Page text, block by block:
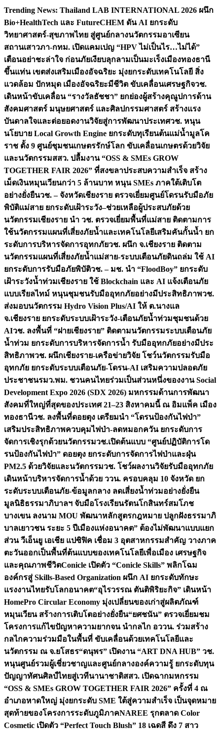
Skip
content
Trending News: Thailand LAB INTERNATIONAL 2026 ผนึก
Bio+HealthTech และ FutureCHEM ดัน AI ยกระดับ
วิทยาศาสตร์-สุขภาพไทย สู่ศูนย์กลางนวัตกรรมอาเซียน
สถานเสาวภา-กทม. เปิดแคมเปญ “HPV ไม่เป็นไร…ไม่ได้”
เตือนอย่าชะล่าใจ ก่อนภัยเงียบลุกลามเป็นมะเร็งเมืองทองธานี
ขึ้นแท่น เขตส่งเสริมเมืองอัจฉริยะ มุ่งยกระดับเทคโนโลยี สิ่ง
แวดล้อม ปักหมุด เมืองอัจฉริยะมีชีวิต ขับเคลื่อนเศรษฐกิจวช.
เดินหน้าขับเคลื่อน “รางวัลธัชชา” ยกย่องผู้สร้างคุณูปการด้าน
สังคมศาสตร์ มนุษยศาสตร์ และศิลปกรรมศาสตร์ สร้างแรง
บันดาลใจและต่อยอดงานวิจัยสู่การพัฒนาประเทศวช. หนุน
นโยบาย Local Growth Engine ยกระดับทุเรียนต้นแม่น้ำมูลโค
ราช ตั้ง 9 ศูนย์ชุมชนเกษตรรักษ์โลก ขับเคลื่อนเกษตรด้วยวิจัย
และนวัตกรรมสสว. ปลื้มงาน “OSS & SMEs GROW
TOGETHER FAIR 2026” ที่สงขลาประสบความสำเร็จ สร้าง
เม็ดเงินหมุนเวียนกว่า 5 ล้านบาท หนุน SMEs ภาคใต้เติบโต
อย่างยั่งยืนวช. – จังหวัดเชียงราย ตรวจเยี่ยมศูนย์โดรนรับมือภัย
พิบัติแม่สาย ยกระดับเฝ้าระวัง–ช่วยเหลือผู้ประสบภัยด้วย
นวัตกรรมเชียงราย นำ วช. ตรวจเยี่ยมพื้นที่แม่สาย ติดตามการ
ใช้นวัตกรรมแผนที่เสี่ยงภัยน้ำและเทคโนโลยีเสริมคันกั้นน้ำ ยก
ระดับการบริหารจัดการอุทกภัยวช. ผนึก จ.เชียงราย ติดตาม
นวัตกรรมแผนที่เสี่ยงภัยน้ำแม่สาย-ระบบเตือนภัยดินถล่ม ใช้ AI
ยกระดับการรับมือภัยพิบัติวช. – มช. นำ “FloodBoy” ยกระดับ
เฝ้าระวังน้ำท่วมเชียงราย ใช้ Blockchain และ AI แจ้งเตือนภัย
แบบเรียลไทม์ หนุนชุมชนรับมืออุทกภัยอย่างมีประสิทธิภาพวช.
ส่งมอบนวัตกรรม Hydro Vision Plus/AI ให้ ต.นางแล
จ.เชียงราย ยกระดับระบบเฝ้าระวัง-เตือนภัยน้ำท่วมชุมชนด้วย
AIวช. ลงพื้นที่ “ฝายเชียงราย” ติดตามนวัตกรรมระบบเตือนภัย
น้ำท่วม ยกระดับการบริหารจัดการน้ำ รับมืออุทกภัยอย่างมีประ
สิทธิภาพวช. ผนึกเชียงราย-เครือข่ายวิจัย โชว์นวัตกรรมรับมือ
อุทกภัย ยกระดับระบบเตือนภัย-โดรน-AI เสริมความปลอดภัย
ประชาชนรมว.พม. ชวนคนไทยร่วมเป็นส่วนหนึ่งของงาน Social
Development Expo 2026 (SDX 2026) มหกรรมด้านการพัฒนา
สังคมที่ใหญ่ที่สุดของประเทศ 21–23 สิงหาคมนี้ ณ อิมแพ็ค เมือง
ทองธานีวช. ลงพื้นที่ดอยตุง เตรียมนำ “โดรนป้องกันไฟป่า”
เสริมประสิทธิภาพควบคุมไฟป่า-ลดหมอกควัน ยกระดับการ
จัดการเชิงรุกด้วยนวัตกรรมวช.เปิดต้นแบบ “ศูนย์ปฏิบัติการโด
รนป้องกันไฟป่า” ดอยตุง ยกระดับการจัดการไฟป่าและฝุ่น
PM2.5 ด้วยวิจัยและนวัตกรรมวช. โชว์ผลงานวิจัยรับมืออุทกภัย
เดินหน้าบริหารจัดการน้ำด้วย ววน. ครอบคลุม 10 จังหวัด ยก
ระดับระบบเตือนภัย-ข้อมูลกลาง ลดเสี่ยงน้ำท่วมอย่างยั่งยืน
มูลนิธิธรรมาภิบาลฯ จับมือโรงเรียนรัตนโกสินทร์สมโภช
บางเขน ลงนาม MOU พัฒนาหลักสูตรกฎหมาย ปลูกฝังธรรมาภิ
บาลเยาวชน ระยะ 5 ปีเมืองแห่งอนาคต” ต้องไม่พัฒนาแบบแยก
ส่วน วีเอ็นยู เอเชีย แปซิฟิค เชื่อม 3 อุตสาหกรรมสำคัญ วางภาค
ตะวันออกเป็นพื้นที่ต้นแบบของเทคโนโลยีเพื่อเมือง เศรษฐกิจ
และคุณภาพชีวิตConicle เปิดตัว “Conicle Skills” พลิกโฉม
องค์กรสู่ Skills-Based Organization ผนึก AI ยกระดับทักษะ
แรงงานไทยรับโลกอนาคต“อุไรวรรณ ตันติพิริยะกิจ” เดินหน้า
HomePro Circular Economy มุ่งเปลี่ยนของเก่าสู่ผลิตภัณฑ์
หมุนเวียน สร้างการเติบโตอย่างยั่งยืน“ยศชนัน” ตรวจเยี่ยมชม
โครงการแก้ไขปัญหาความยากจน นำกลไก อววน. ร่วมสร้าง
กลไกความร่วมมือในพื้นที่ ขับเคลื่อนด้วยเทคโนโลยีและ
นวัตกรรม ณ จ.ยโสธร“ดนุพร” เปิดงาน “ART DNA HUB” วช.
หนุนศูนย์รวมผู้เชี่ยวชาญและศูนย์กลางองค์ความรู้ ยกระดับทุน
ปัญญาทัศนศิลป์ไทยสู่เวทีนานาชาติสสว. เปิดฉากมหกรรม
“OSS & SMEs GROW TOGETHER FAIR 2026” ครั้งที่ 4 ณ
อำเภอหาดใหญ่ มุ่งยกระดับ SME ใต้สู่ความสำเร็จ เป็นจุดหมาย
สุดท้ายของโครงการระดับภูมิภาคNAREE รุกตลาด Color
Cosmetic เปิดตัว “Perfect Touch Blush” 18 เฉดสี ดึง 7 สาว